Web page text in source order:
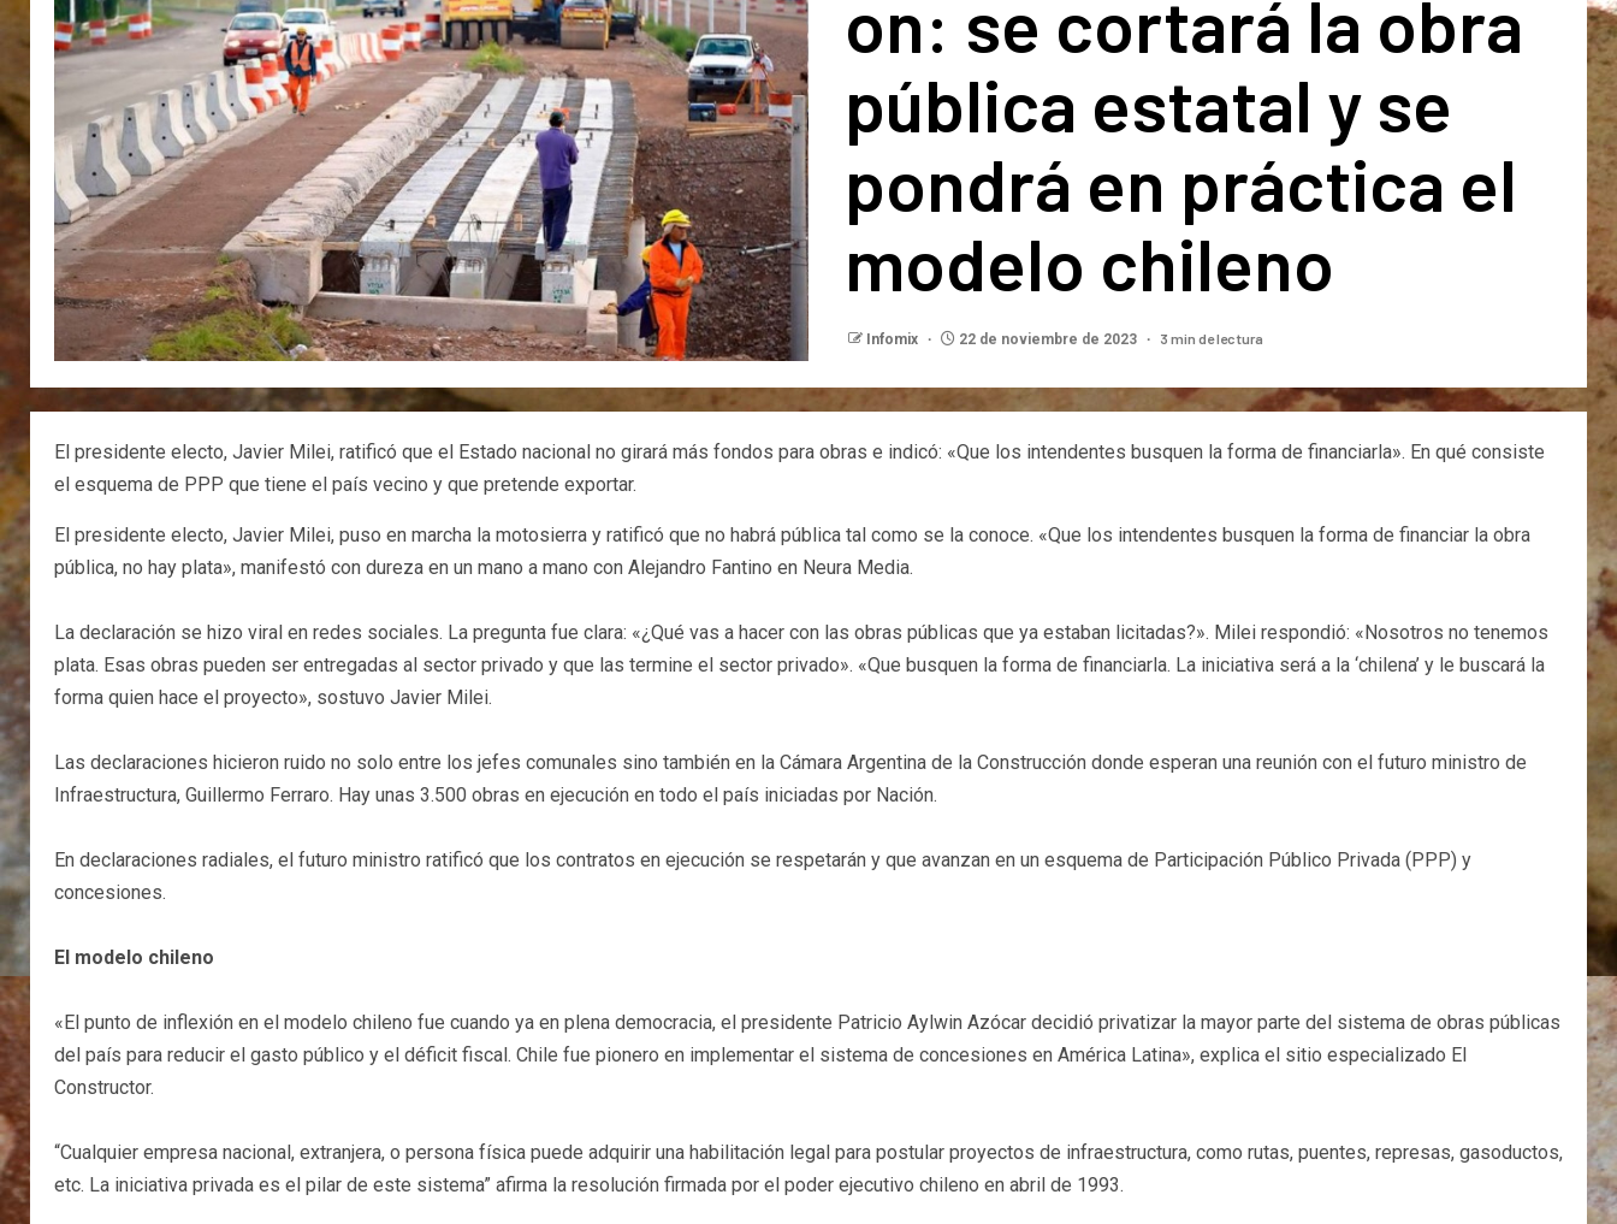
on: se cortará la obra
pública estatal y se
pondrá en práctica el
modelo chileno
Infomix 22 de noviembre de 2023 3 min de lectura
El presidente electo, Javier Milei, ratificó que el Estado nacional no girará más fondos para obras e indicó: «Que los intendentes busquen la forma de financiarla». En qué consiste
el esquema de PPP que tiene el país vecino y que pretende exportar.
El presidente electo, Javier Milei, puso en marcha la motosierra y ratificó que no habrá pública tal como se la conoce. «Que los intendentes busquen la forma de financiar la obra
pública, no hay plata», manifestó con dureza en un mano a mano con Alejandro Fantino en Neura Media.
La declaración se hizo viral en redes sociales. La pregunta fue clara: «¿Qué vas a hacer con las obras públicas que ya estaban licitadas?». Milei respondió: «Nosotros no tenemos
plata. Esas obras pueden ser entregadas al sector privado y que las termine el sector privado». «Que busquen la forma de financiarla. La iniciativa será a la ‘chilena’ y le buscará la
forma quien hace el proyecto», sostuvo Javier Milei.
Las declaraciones hicieron ruido no solo entre los jefes comunales sino también en la Cámara Argentina de la Construcción donde esperan una reunión con el futuro ministro de
Infraestructura, Guillermo Ferraro. Hay unas 3.500 obras en ejecución en todo el país iniciadas por Nación.
En declaraciones radiales, el futuro ministro ratificó que los contratos en ejecución se respetarán y que avanzan en un esquema de Participación Público Privada (PPP) y
concesiones.
El modelo chileno
«El punto de inflexión en el modelo chileno fue cuando ya en plena democracia, el presidente Patricio Aylwin Azócar decidió privatizar la mayor parte del sistema de obras públicas
del país para reducir el gasto público y el déficit fiscal. Chile fue pionero en implementar el sistema de concesiones en América Latina», explica el sitio especializado El
Constructor.
“Cualquier empresa nacional, extranjera, o persona física puede adquirir una habilitación legal para postular proyectos de infraestructura, como rutas, puentes, represas, gasoductos,
etc. La iniciativa privada es el pilar de este sistema” afirma la resolución firmada por el poder ejecutivo chileno en abril de 1993.